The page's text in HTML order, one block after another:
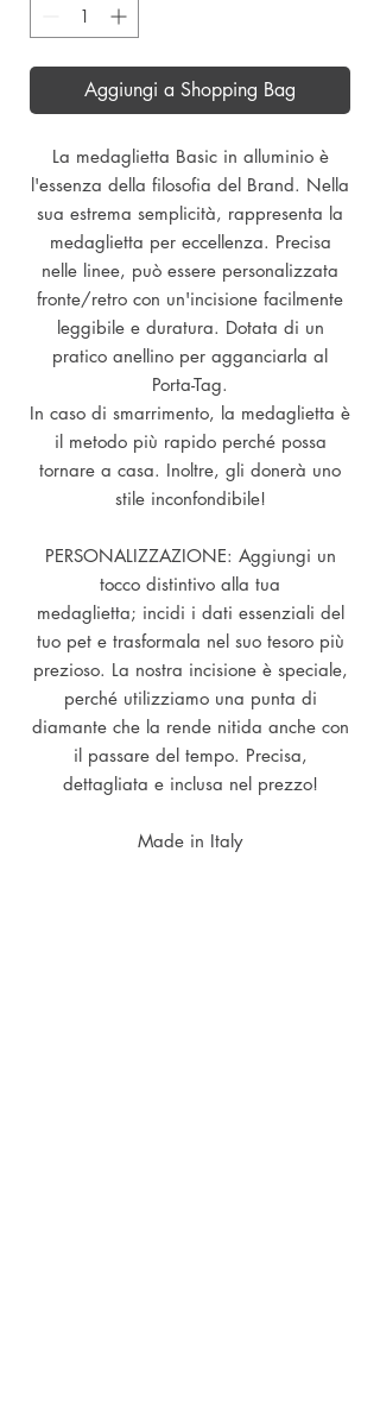
Aggiungi a Shopping Bag
La medaglietta Basic in alluminio è
l'essenza della filosofia del Brand. Nella
sua estrema semplicità, rappresenta la
medaglietta per eccellenza. Precisa
nelle linee, può essere personalizzata
fronte/retro con un'incisione facilmente
leggibile e duratura. Dotata di un
pratico anellino per agganciarla al
Porta-Tag.
In caso di smarrimento, la medaglietta è
il metodo più rapido perché possa
tornare a casa. Inoltre, gli donerà uno
stile inconfondibile!
PERSONALIZZAZIONE: Aggiungi un
tocco distintivo alla tua
medaglietta; incidi i dati essenziali del
tuo pet e trasformala nel suo tesoro più
prezioso. La nostra incisione è speciale,
perché utilizziamo una punta di
diamante che la rende nitida anche con
il passare del tempo. Precisa,
dettagliata e inclusa nel prezzo!
Made in Italy